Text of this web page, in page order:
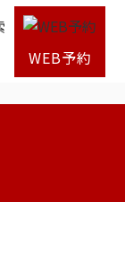
WEB予約